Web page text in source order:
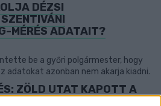
DÉZSI
MÉRÉS ADATAIT?
be a győri polgármester, hogy
adatokat azonban nem akarja kiadni.
ZÖLD UTAT KAPOTT A